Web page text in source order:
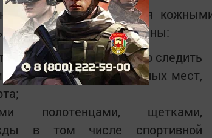
риска заражения
основных правил гигиены:
особенно пристально следить
посещения общественных мест,
полотенцами, щетками,
в том числе спортивной